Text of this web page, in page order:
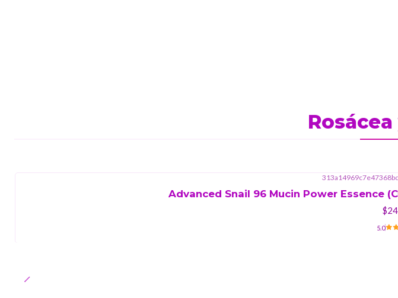
Advanced Snail 96 Mucin Power Essence
5.0